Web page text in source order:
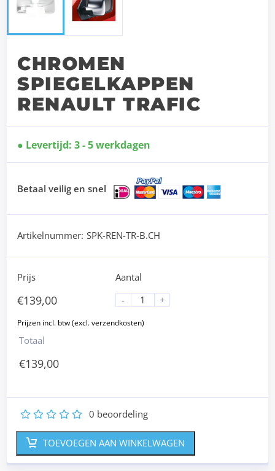
CHROMEN
SPIEGELKAPPEN
RENAULT TRAFIC
Levertijd: 3 - 5 werkdagen
Betaal veilig en snel
Artikelnummer: SPK-REN-TR-B.CH
Prijs
€139,00
Aantal
-
+
Totaal
€139,00
5
4
3
2 0 beoordeling
TOEVOEGEN AAN WINKELWAGEN